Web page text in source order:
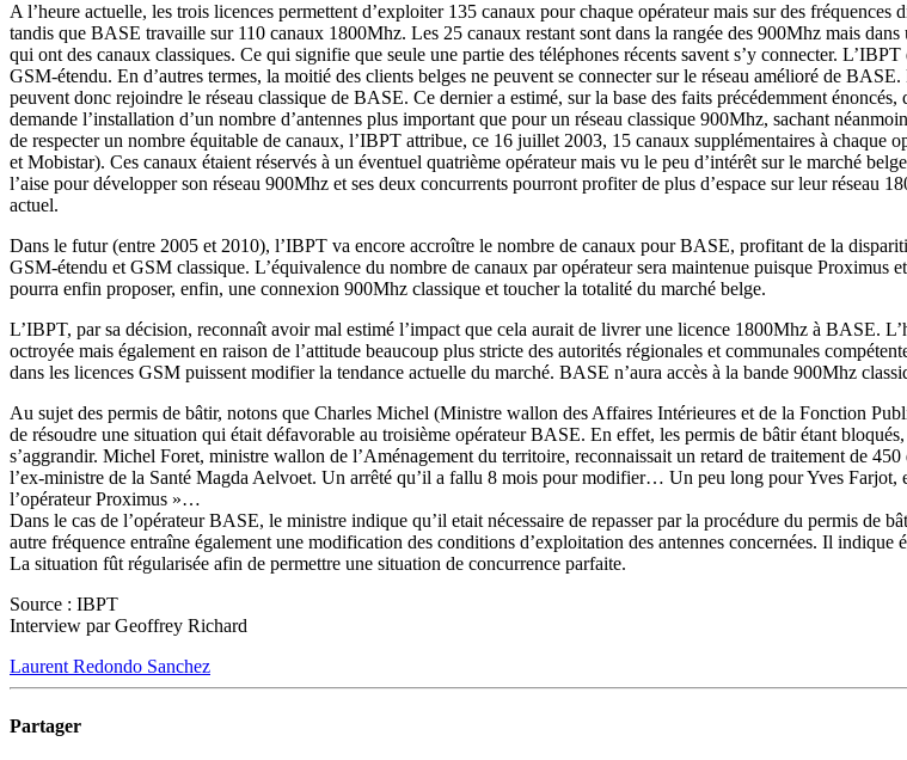
A l’heure actuelle, les trois licences permettent d’exploiter 135 canaux pour chaque opérateur mais sur des
tandis que BASE travaille sur 110 canaux 1800Mhz. Les 25 canaux restant sont dans la rangée des 900Mhz mais
qui ont des canaux classiques. Ce qui signifie que seule une partie des téléphones récents savent s’y connecter.
GSM-étendu. En d’autres termes, la moitié des clients belges ne peuvent se connecter sur le réseau amélioré de
peuvent donc rejoindre le réseau classique de BASE. Ce dernier a estimé, sur la base des faits précédemment
demande l’installation d’un nombre d’antennes plus important que pour un réseau classique 900Mhz, sachant
de respecter un nombre équitable de canaux, l’IBPT attribue, ce 16 juillet 2003, 15 canaux supplémentaires à
et Mobistar). Ces canaux étaient réservés à un éventuel quatrième opérateur mais vu le peu d’intérêt sur le marché
l’aise pour développer son réseau 900Mhz et ses deux concurrents pourront profiter de plus d’espace sur leur
actuel.
Dans le futur (entre 2005 et 2010), l’IBPT va encore accroître le nombre de canaux pour BASE, profitant de la
GSM-étendu et GSM classique. L’équivalence du nombre de canaux par opérateur sera maintenue puisque
pourra enfin proposer, enfin, une connexion 900Mhz classique et toucher la totalité du marché belge.
L’IBPT, par sa décision, reconnaît avoir mal estimé l’impact que cela aurait de livrer une licence 1800Mhz à BASE.
octroyée mais également en raison de l’attitude beaucoup plus stricte des autorités régionales et communales
dans les licences GSM puissent modifier la tendance actuelle du marché. BASE n’aura accès à la bande 900Mhz
Au sujet des permis de bâtir, notons que Charles Michel (Ministre wallon des Affaires Intérieures et de la Fonction
de résoudre une situation qui était défavorable au troisième opérateur BASE. En effet, les permis de bâtir étant
s’aggrandir. Michel Foret, ministre wallon de l’Aménagement du territoire, reconnaissait un retard de traitement de
l’ex-ministre de la Santé Magda Aelvoet. Un arrêté qu’il a fallu 8 mois pour modifier… Un peu long pour Yves
l’opérateur Proximus »…
Dans le cas de l’opérateur BASE, le ministre indique qu’il etait nécessaire de repasser par la procédure du permis de
autre fréquence entraîne également une modification des conditions d’exploitation des antennes concernées. Il
La situation fût régularisée afin de permettre une situation de concurrence parfaite.
Source : IBPT
Interview par Geoffrey Richard
Laurent Redondo Sanchez
Partager